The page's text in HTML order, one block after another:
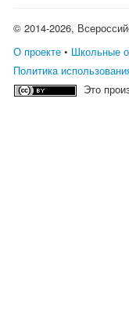
© 2014-2026,
О проекте • Школьные
Политика
Это